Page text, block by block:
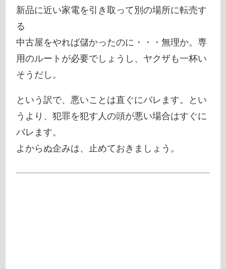
新品に近い家電を引き取って別の場所に転売す
る
中古屋をやれば儲かったのに・・・無理か。専
用のルートが必要でしょうし、ヤクザも一杯い
そうだし。
という訳で、悪いことは直ぐにバレます。とい
うより、犯罪を犯す人の頭が悪い場合はすぐに
バレます。
よからぬ企みは、止めておきましょう。